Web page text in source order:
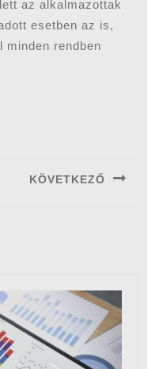
az alkalmazottak
esetben az is,
minden rendben
KÖVETKEZŐ